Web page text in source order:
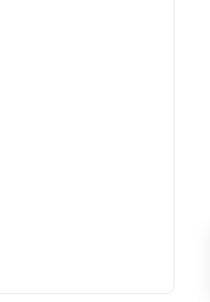
und Gummi